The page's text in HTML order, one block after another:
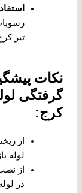
تیر
نکات
گرفتگی
کرج:
از
لوله
از
در